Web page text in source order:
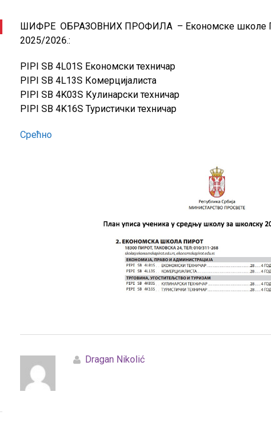
ШИФРЕ ОБРАЗОВНИХ ПРОФИЛА – Економске школе
2025/2026.:
PIPI SB 4L01S Економски техничар
PIPI SB 4L13S Комерцијалиста
PIPI SB 4K03S Кулинарски техничар
PIPI SB 4K16S Туристички техничар
Срећно
Dragan Nikolić